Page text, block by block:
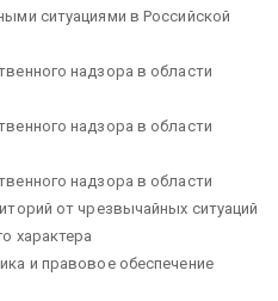
ситуациями в Российской
надзора в области
надзора в области
надзора в области
от чрезвычайных ситуаций
характера
и правовое обеспечение